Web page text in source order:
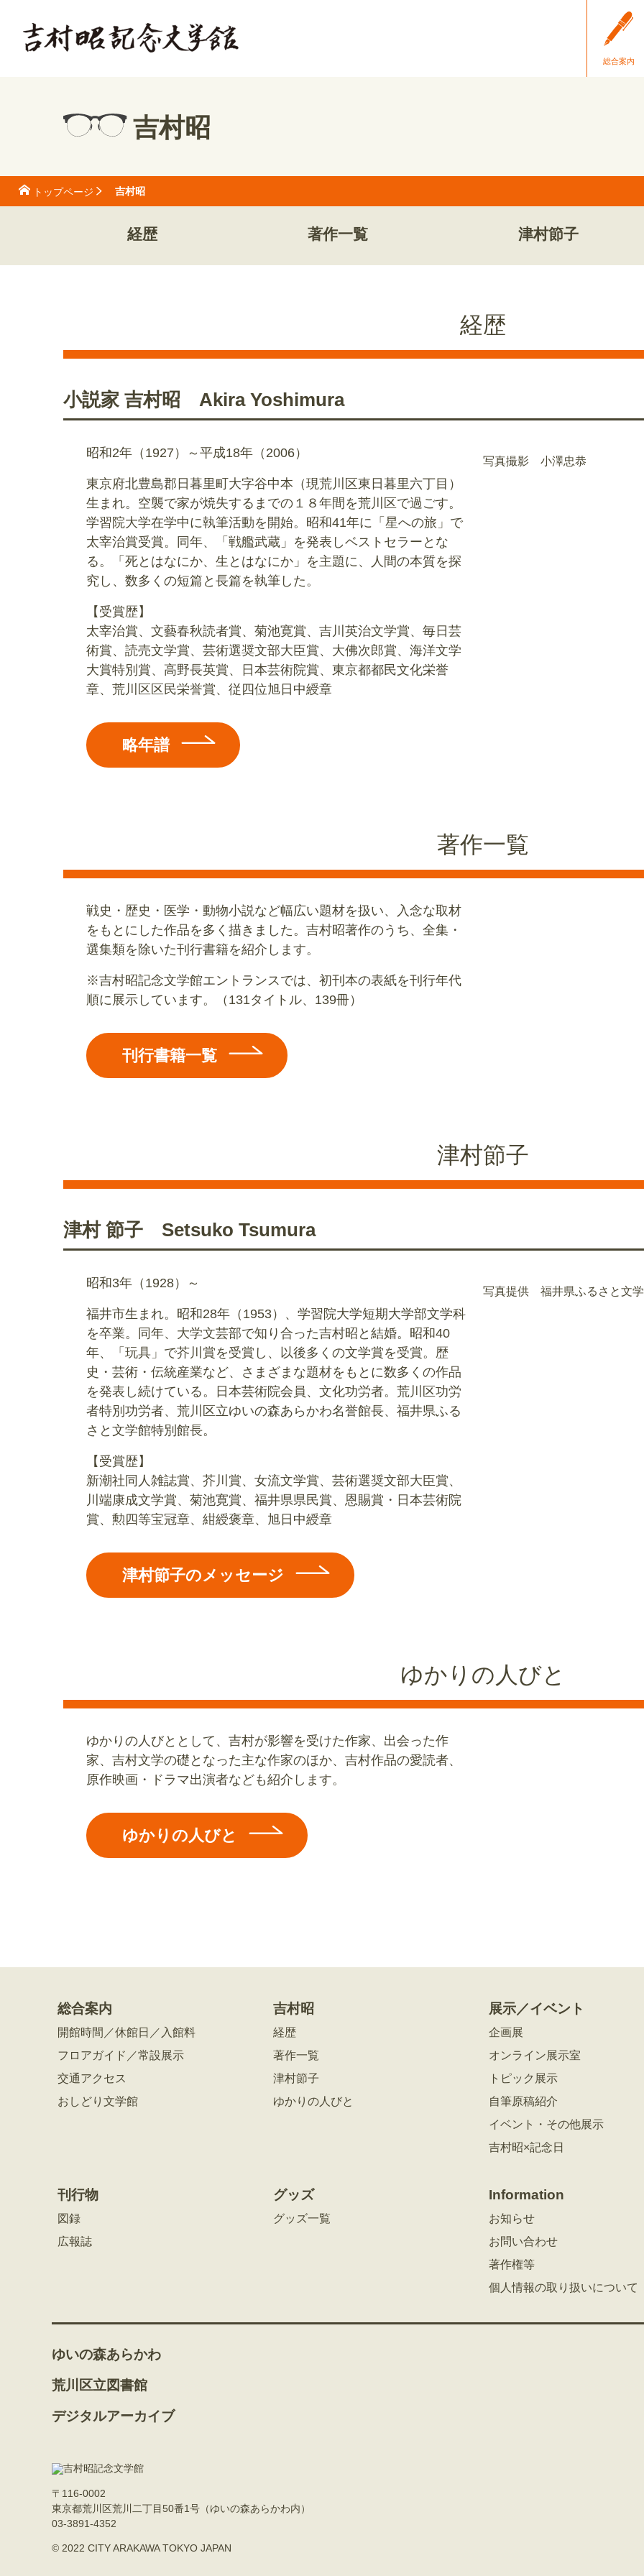
総合案内
吉村昭
トップページ 吉村昭
経歴 著作一覧 津村節子
経歴
小説家 吉村昭 Akira Yoshimura
昭和2年（1927）～平成18年（2006）
東京府北豊島郡日暮里町大字谷中本（現荒川区東日暮里六丁目）
生まれ。空襲で家が焼失するまでの１８年間を荒川区で過ごす。
学習院大学在学中に執筆活動を開始。昭和41年に「星への旅」で
太宰治賞受賞。同年、「戦艦武蔵」を発表しベストセラーとな
る。「死とはなにか、生とはなにか」を主題に、人間の本質を探
究し、数多くの短篇と長篇を執筆した。
【受賞歴】
太宰治賞、文藝春秋読者賞、菊池寛賞、吉川英治文学賞、毎日芸
術賞、読売文学賞、芸術選奨文部大臣賞、大佛次郎賞、海洋文学
大賞特別賞、高野長英賞、日本芸術院賞、東京都都民文化栄誉
章、荒川区区民栄誉賞、従四位旭日中綬章
略年譜
写真撮影 小澤忠恭
著作一覧
戦史・歴史・医学・動物小説など幅広い題材を扱い、入念な取材
をもとにした作品を多く描きました。吉村昭著作のうち、全集・
選集類を除いた刊行書籍を紹介します。
※吉村昭記念文学館エントランスでは、初刊本の表紙を刊行年代
順に展示しています。（131タイトル、139冊）
刊行書籍一覧
津村節子
津村 節子 Setsuko Tsumura
昭和3年（1928）～
福井市生まれ。昭和28年（1953）、学習院大学短期大学部文学科
を卒業。同年、大学文芸部で知り合った吉村昭と結婚。昭和40
年、「玩具」で芥川賞を受賞し、以後多くの文学賞を受賞。歴
史・芸術・伝統産業など、さまざまな題材をもとに数多くの作品
を発表し続けている。日本芸術院会員、文化功労者。荒川区功労
者特別功労者、荒川区立ゆいの森あらかわ名誉館長、福井県ふる
さと文学館特別館長。
【受賞歴】
新潮社同人雑誌賞、芥川賞、女流文学賞、芸術選奨文部大臣賞、
川端康成文学賞、菊池寛賞、福井県県民賞、恩賜賞・日本芸術院
賞、勲四等宝冠章、紺綬褒章、旭日中綬章
津村節子のメッセージ
写真提供 福井県ふるさと文
ゆかりの人びと
ゆかりの人びととして、吉村が影響を受けた作家、出会った作
家、吉村文学の礎となった主な作家のほか、吉村作品の愛読者、
原作映画・ドラマ出演者なども紹介します。
ゆかりの人びと
総合案内
開館時間／休館日／入館料
フロアガイド／常設展示
交通アクセス
おしどり文学館
吉村昭
経歴
著作一覧
津村節子
ゆかりの人びと
展示／イベント
企画展
オンライン展示室
トピック展示
自筆原稿紹介
イベント・その他展示
吉村昭×記念日
刊行物
図録
広報誌
グッズ
グッズ一覧
Information
お知らせ
お問い合わせ
著作権等
個人情報の取り扱いについて
ゆいの森あらかわ
荒川区立図書館
デジタルアーカイブ
〒116-0002
東京都荒川区荒川二丁目50番1号（ゆいの森あらかわ内）
03-3891-4352
© 2022 CITY ARAKAWA TOKYO JAPAN